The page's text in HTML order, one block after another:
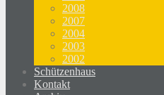
2008
2007
2004
2003
2002
Schützenhaus
Kontakt